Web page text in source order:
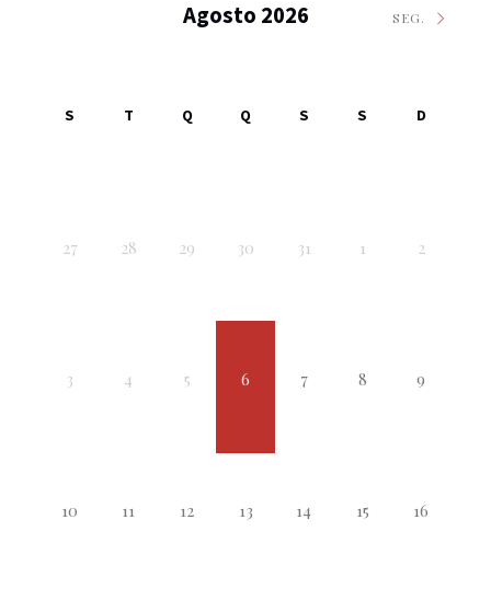
Agosto 2026 SEG.
S T Q Q S S D
27 28 29 30 31 1 2
3 4 5 6 7 8 9
10 11 12 13 14 15 16